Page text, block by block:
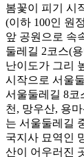
봄꽃이 피기 시
(이하 100인 원
앞 공원으로 속
둘레길 2코스(
난이도가 그리
시작으로 서울
서울둘레길 8코
천, 망우산, 용
는 서울둘레길
국지사 묘역인
산이 어우러진